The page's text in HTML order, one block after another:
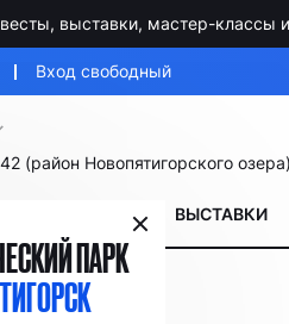
выставки, мастер-классы
Вход свободный
(район Новопятигорского озера)
ПАРК
ВЫСТАВКИ